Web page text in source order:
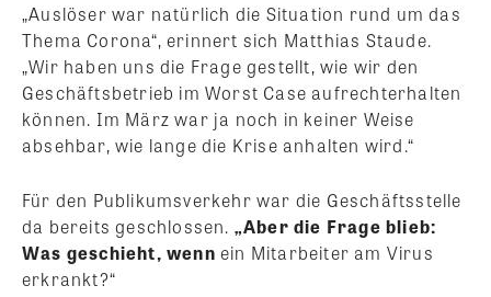
„Auslöser war natürlich die Situation rund um das
Thema Corona“, erinnert sich Matthias Staude.
„Wir haben uns die Frage gestellt, wie wir den
Geschäftsbetrieb im Worst Case aufrechterhalten
können. Im März war ja noch in keiner Weise
absehbar, wie lange die Krise anhalten wird.“
Für den Publikumsverkehr war die Geschäftsstelle
da bereits geschlossen. „Aber die Frage blieb:
Was geschieht, wenn ein Mitarbeiter am Virus
erkrankt?“